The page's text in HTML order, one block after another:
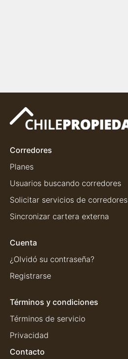
Corredores
Planes
Usuarios buscando corredores
Solicitar servicios de corredores
Sincronizar cartera externa
Cuenta
¿Olvidó su contraseña?
Registrarse
Términos y condiciones
Términos de servicio
Privacidad
Contacto